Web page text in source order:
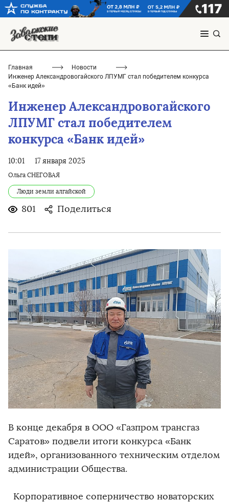
Главная
Новости
Инженер Александровогайского ЛПУМГ стал победителем конкурса
«Банк идей»
Инженер Александровогайского
ЛПУМГ стал победителем
конкурса «Банк идей»
10:01 17 января 2025
Ольга СНЕГОВАЯ
Люди земли алгайской
801 Поделиться
В конце декабря в ООО «Газпром трансгаз
Саратов» подвели итоги конкурса «Банк
идей», организованного техническим отделом
администрации Общества.
Корпоративное соперничество новаторских